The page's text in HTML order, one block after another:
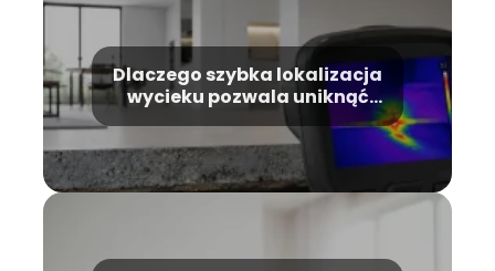
Dlaczego szybka lokalizacja
wycieku pozwala uniknąć
kosztownego remontu?